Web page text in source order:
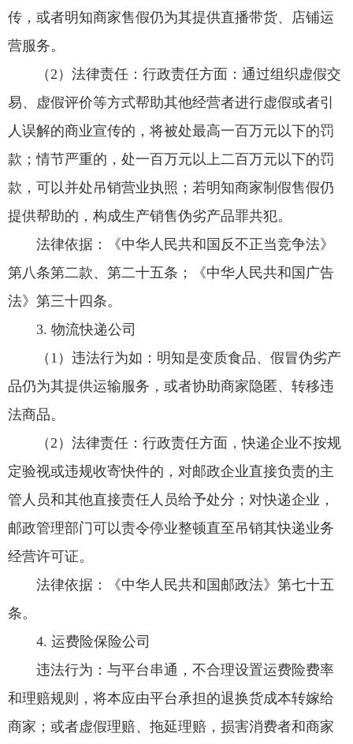
传，或者明知商家售假仍为其提供直播带货、店铺运
营服务。
（2）法律责任：行政责任方面：通过组织虚假交
易、虚假评价等方式帮助其他经营者进行虚假或者引
人误解的商业宣传的，将被处最高一百万元以下的罚
款；情节严重的，处一百万元以上二百万元以下的罚
款，可以并处吊销营业执照；若明知商家制假售假仍
提供帮助的，构成生产销售伪劣产品罪共犯。
法律依据：《中华人民共和国反不正当竞争法》
第八条第二款、第二十五条；《中华人民共和国广告
法》第三十四条。
3. 物流快递公司
（1）违法行为如：明知是变质食品、假冒伪劣产
品仍为其提供运输服务，或者协助商家隐匿、转移违
法商品。
（2）法律责任：行政责任方面，快递企业不按规
定验视或违规收寄快件的，对邮政企业直接负责的主
管人员和其他直接责任人员给予处分；对快递企业，
邮政管理部门可以责令停业整顿直至吊销其快递业务
经营许可证。
法律依据：《中华人民共和国邮政法》第七十五
条。
4. 运费险保险公司
违法行为：与平台串通，不合理设置运费险费率
和理赔规则，将本应由平台承担的退换货成本转嫁给
商家；或者虚假理赔、拖延理赔，损害消费者和商家